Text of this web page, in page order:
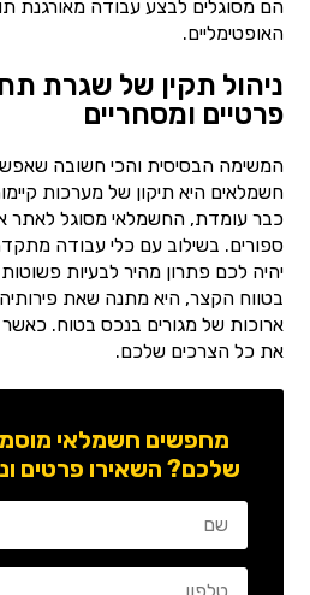
הם מסוגלים לבצע עבודה מאורגנת
האופטימליים.
ניהול תקין של שגרת
פרטיים ומסחריים
המשימה הבסיסית והכי חשובה
חשמלאים היא תיקון של מערכות
כבר עומדת, החשמלאי מסוגל לאתר
ספורים. בשילוב עם כלי עבודה
יהיה לכם פתרון מהיר לבעיות
בטווח הקצר, היא מתנה שאת
ארוכות של מגורים בנכס בטוח.
את כל הצרכים שלכם.
מחפשים חשמלאי
שלכם? השאירו פרטים